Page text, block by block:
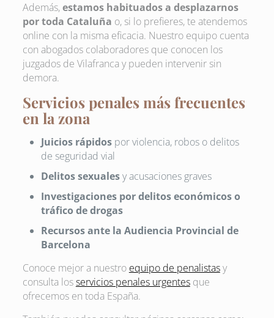
Además,estamos habituados a desplazarnos
por toda Cataluña o, si lo prefieres, te atendemos
online con la misma eficacia. Nuestro equipo cuenta
con abogados colaboradores que conocen los
juzgados de Vilafranca y pueden intervenir sin
demora.
Servicios penales más frecuentes
en la zona
Juicios rápidospor violencia, robos o delitos
de seguridad vial
Delitos sexualesy acusaciones graves
Investigaciones por delitos económicos o
tráfico de drogas
Recursos ante la Audiencia Provincial de
Barcelona
Conoce mejor a nuestro equipo de penalistasy
consulta losservicios penales urgentesque
ofrecemos en toda España.